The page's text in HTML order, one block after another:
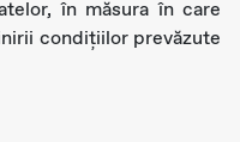
în măsura în care
condițiilor prevăzute